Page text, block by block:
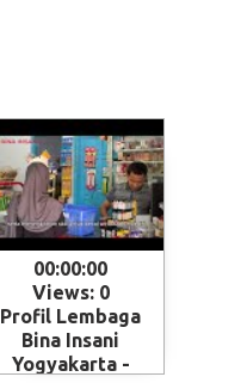
00:00:00
Views: 0
Profil Lembaga
Bina Insani
Yogyakarta -